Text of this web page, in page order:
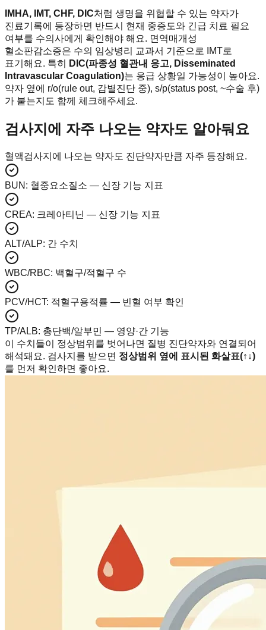
IMHA, IMT, CHF, DIC처럼 생명을 위협할 수 있는 약자가
진료기록에 등장하면 반드시 현재 중증도와 긴급 치료 필요
여부를 수의사에게 확인해야 해요. 면역매개성
혈소판감소증은 수의 임상병리 교과서 기준으로 IMT로
표기해요. 특히
DIC(파종성 혈관내 응고, Disseminated
Intravascular Coagulation)는 응급 상황일 가능성이 높아요.
약자 옆에 r/o(rule out, 감별진단 중), s/p(status post, ~수술 후)
가 붙는지도 함께 체크해주세요.
검사지에 자주 나오는 약자도 알아둬요
혈액검사지에 나오는 약자도 진단약자만큼 자주 등장해요.
BUN : 혈중요소질소 — 신장 기능 지표
CREA: 크레아티닌 — 신장 기능 지표
ALT/ALP: 간 수치
WBC/RBC: 백혈구/적혈구 수
PCV/HCT: 적혈구용적률 — 빈혈 여부 확인
TP/ALB: 총단백/알부민 — 영양·간 기능
이 수치들이 정상범위를 벗어나면 질병 진단약자와 연결되어
해석돼요. 검사지를 받으면 정상범위 옆에 표시된 화살표(↑↓)
를 먼저 확인하면 좋아요.